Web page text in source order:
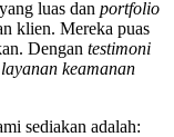
yang luas dan portfolio
klien. Mereka puas
Dengan testimoni
layanan keamanan
sediakan adalah: